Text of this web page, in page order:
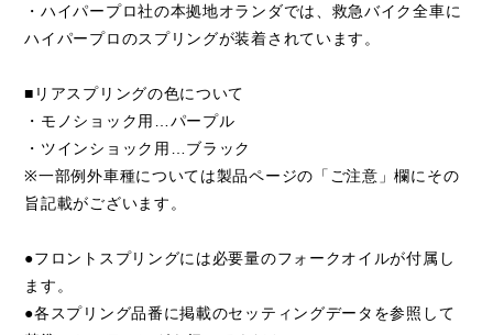
・ハイパープロ社の本拠地オランダでは、救急バイク全車に
ハイパープロのスプリングが装着されています。
■リアスプリングの色について
・モノショック用…パープル
・ツインショック用…ブラック
※一部例外車種については製品ページの「ご注意」欄にその
旨記載がございます。
●フロントスプリングには必要量のフォークオイルが付属し
ます。
●各スプリング品番に掲載のセッティングデータを参照して